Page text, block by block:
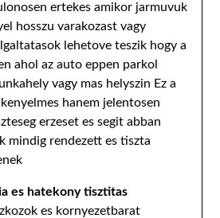
ertekes amikor jarmuvuk
hosszu varakozast vagy
lehetove teszik hogy a
ahol az auto eppen parkol
vagy mas helyszin Ez a
hanem jelentosen
erzeset es segit abban
mindig rendezett es tiszta
es hatekony tisztitas
es kornyezetbarat